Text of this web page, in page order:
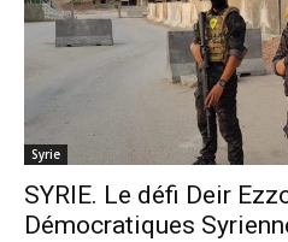
Syrie
SYRIE. Le défi Deir
Démocratiques